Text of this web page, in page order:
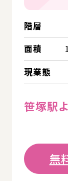
階層
面積
現業態
笹塚駅
無